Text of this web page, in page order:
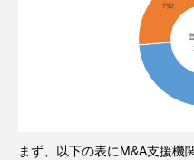
まず、以下の表にM&A支援機